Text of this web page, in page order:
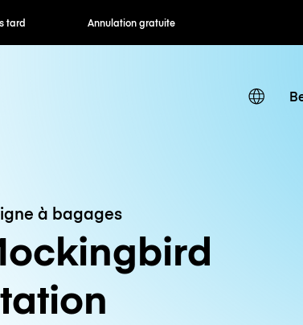
gratuite Tarifs horaires / journaliers
à bagages